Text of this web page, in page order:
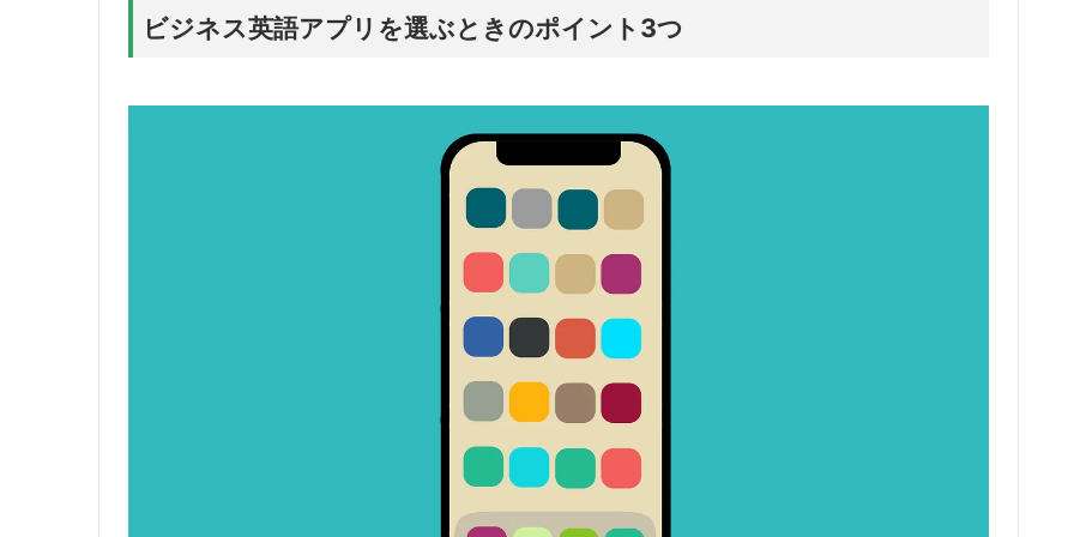
ビジネス英語アプリを選ぶときのポイント3つ